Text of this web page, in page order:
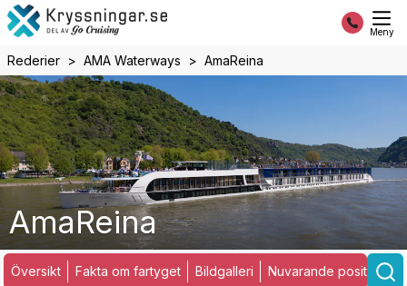
Meny
Rederier AMA Waterways AmaReina
AmaReina
Översikt Fakta om fartyget Bildgalleri Nuvarande position